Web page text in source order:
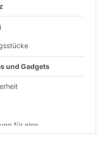
und Gadgets
für eine